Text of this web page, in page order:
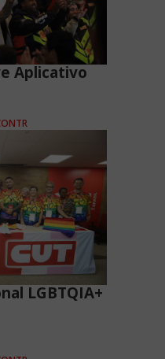
Aplicativo
LGBTQIA+